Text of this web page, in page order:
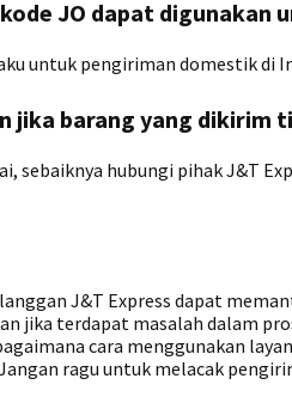
JO dapat
untuk pengiriman domestik di
jika barang yang dikirim
sebaiknya hubungi pihak J&T
J&T Express dapat
jika terdapat masalah dalam
cara menggunakan
ragu untuk melacak